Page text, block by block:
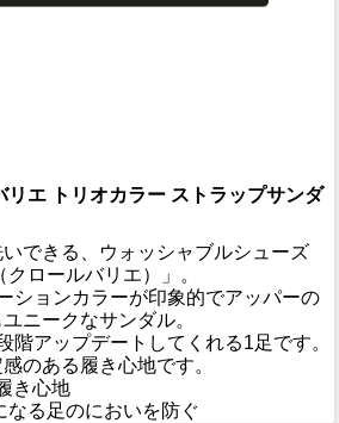
リエ トリオカラー ストラップサンダ
できる、ウォッシャブルシューズ
クロールバリエ）」。
ションカラーが印象的でアッパーの
ニークなサンダル。
階アップデートしてくれる1足です。
のある履き心地です。
き心地
なる足のにおいを防ぐ